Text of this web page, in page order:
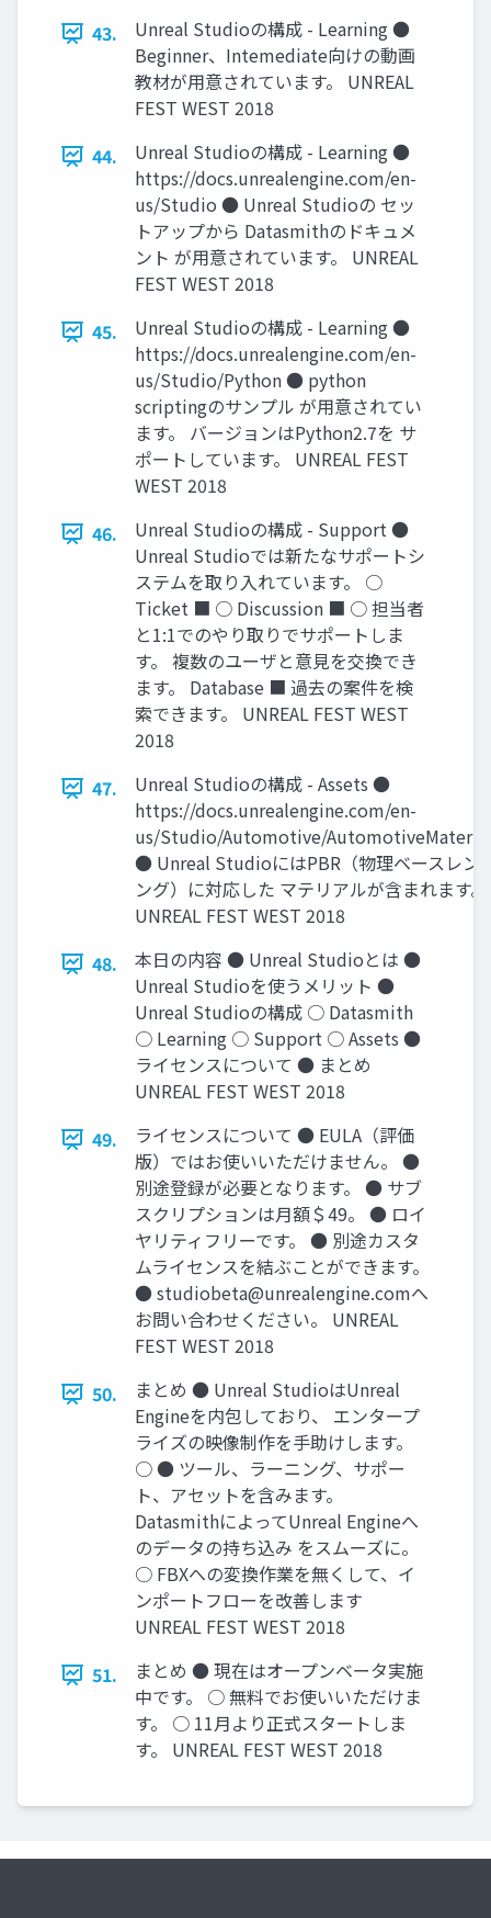
43.
Unreal Studioの構成 - Learning ●
Beginner、Intemediate向けの動画
教材が用意されています。 UNREAL
FEST WEST 2018
44.
Unreal Studioの構成 - Learning ●
https://docs.unrealengine.com/en-
us/Studio ● Unreal Studioの セッ
トアップから Datasmithのドキュメ
ント が用意されています。 UNREAL
FEST WEST 2018
45.
Unreal Studioの構成 - Learning ●
https://docs.unrealengine.com/en-
us/Studio/Python ● python
scriptingのサンプル が用意されてい
ます。 バージョンはPython2.7を サ
ポートしています。 UNREAL FEST
WEST 2018
46.
Unreal Studioの構成 - Support ●
Unreal Studioでは新たなサポートシ
ステムを取り入れています。 ○
Ticket ■ ○ Discussion ■ ○ 担当者
と1:1でのやり取りでサポートしま
す。 複数のユーザと意見を交換でき
ます。 Database ■ 過去の案件を検
索できます。 UNREAL FEST WEST
2018
47.
Unreal Studioの構成 - Assets ●
https://docs.unrealengine.com/en-
us/Studio/Automotive/
● Unreal StudioにはPBR（物理ベースレン
ング）に対応した マテリアルが含まれます。
UNREAL FEST WEST 2018
48.
本日の内容 ● Unreal Studioとは ●
Unreal Studioを使うメリット ●
Unreal Studioの構成 ○ Datasmith
○ Learning ○ Support ○ Assets ●
ライセンスについて ● まとめ
UNREAL FEST WEST 2018
49.
ライセンスについて ● EULA（評価
版）ではお使いいただけません。 ●
別途登録が必要となります。 ● サブ
スクリプションは月額＄49。 ● ロイ
ヤリティフリーです。 ● 別途カスタ
ムライセンスを結ぶことができます。
●studiobeta@unrealengine.comへ
お問い合わせください。 UNREAL
FEST WEST 2018
50.
まとめ ● Unreal StudioはUnreal
Engineを内包しており、 エンタープ
ライズの映像制作を手助けします。
○ ● ツール、ラーニング、サポー
ト、アセットを含みます。
DatasmithによってUnreal Engineへ
のデータの持ち込み をスムーズに。
○ FBXへの変換作業を無くして、イ
ンポートフローを改善します
UNREAL FEST WEST 2018
51.
まとめ ● 現在はオープンベータ実施
中です。 ○ 無料でお使いいただけま
す。 ○ 11月より正式スタートしま
す。 UNREAL FEST WEST 2018